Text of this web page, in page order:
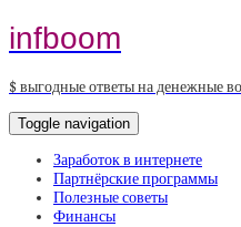
infboom
$ выгодные ответы на денежные
Toggle navigation
Заработок в интернете
Партнёрские программы
Полезные советы
Финансы